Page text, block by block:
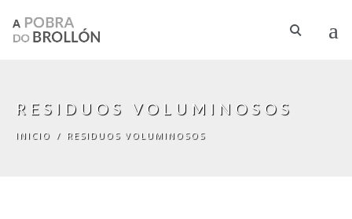
RESIDUOS VOLUMINOSOS
INICIO / RESIDUOS VOLUMINOSOS